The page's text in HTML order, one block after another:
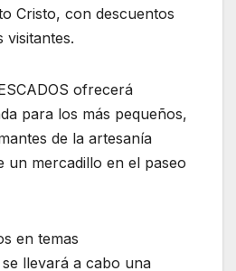
Cristo, con descuentos
visitantes.
ofrecerá
para los más pequeños,
de la artesanía
un mercadillo en el paseo
​​en temas
llevará a cabo una